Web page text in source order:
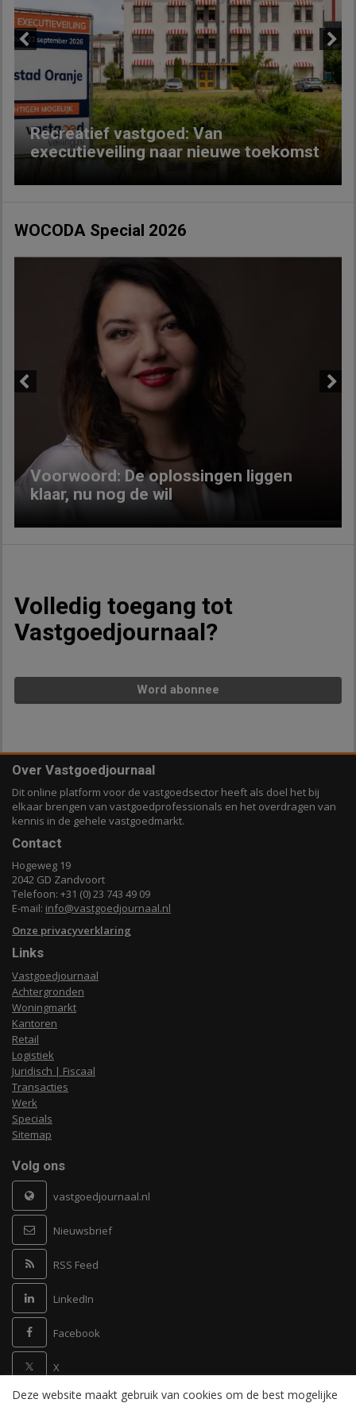
Recreatief vastgoed: Van
executieveiling naar nieuwe toekomst
Next
WOCODA Special 2026
Voorwoord: De oplossingen liggen
klaar, nu nog de wil
Volledig toegang tot
Vastgoedjournaal?
Word abonnee
Over Vastgoedjournaal
Dit online platform voor de vastgoedsector heeft als doel het bij
elkaar brengen van vastgoedprofessionals en het overdragen van
kennis in de gehele vastgoedmarkt.
Contact
Hogeweg 19
2042 GD Zandvoort
Telefoon: +31 (0) 23 743 49 09
E-mail: info@vastgoedjournaal.nl
Onze privacyverklaring
Links
Vastgoedjournaal
Achtergronden
Woningmarkt
Kantoren
Retail
Logistiek
Juridisch | Fiscaal
Transacties
Werk
Specials
Sitemap
Volg ons
vastgoedjournaal.nl
Nieuwsbrief
RSS Feed
LinkedIn
Facebook
X
Deze website maakt gebruik van cookies om de best mogelijke